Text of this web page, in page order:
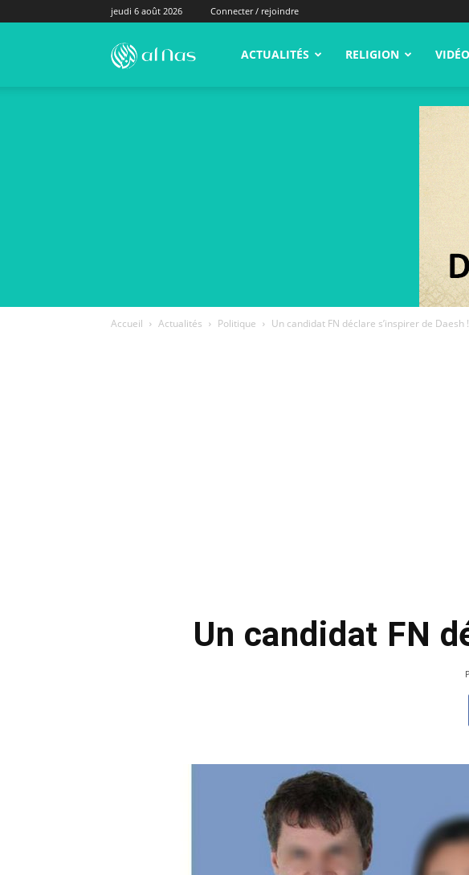
jeudi 6 août 2026 Connecter / rejoindre
alNas.fr ACTUALITÉS RELIGION
Accueil Actualités Politique Un candidat FN déclare s’inspirer de Daesh !
Un candidat FN